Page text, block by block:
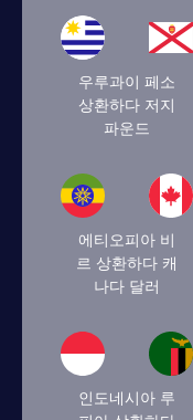
우루과이 페소
상환하다 저지
파운드
에티오피아 비
르 상환하다 캐
나다 달러
인도네시아 루